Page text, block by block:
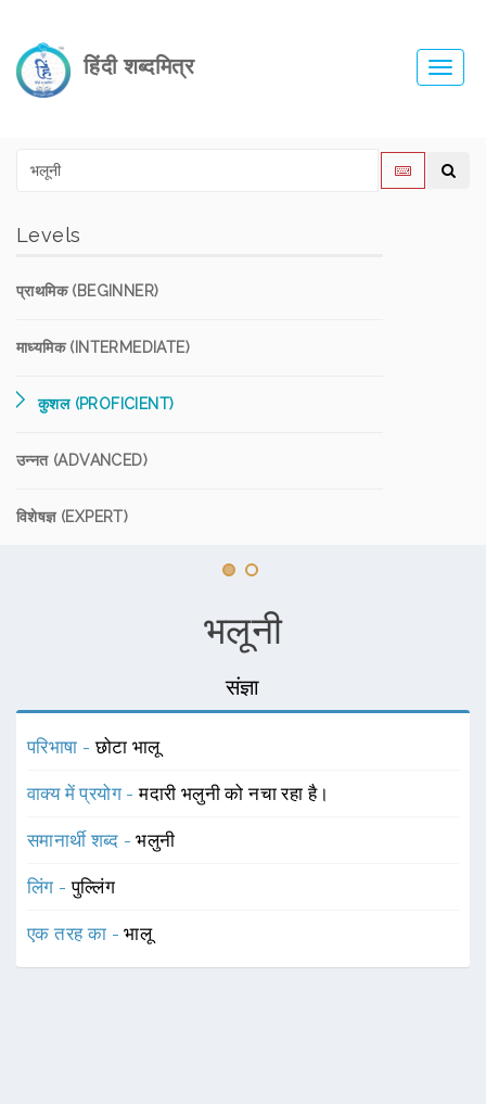
हिंदी शब्दमित्र
Levels
प्राथमिक (BEGINNER)
माध्यमिक (INTERMEDIATE)
कुशल (PROFICIENT)
उन्नत (ADVANCED)
विशेषज्ञ (EXPERT)
भलूनी
संज्ञा
परिभाषा -छोटा भालू
वाक्य में प्रयोग -मदारी भलुनी को नचा रहा है।
समानार्थी शब्द -भलुनी
लिंग -पुल्लिंग
एक तरह का -भालू